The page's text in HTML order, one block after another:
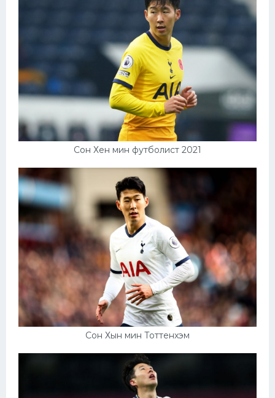
Сон Хен мин футболист 2021
Сон Хын мин Тоттенхэм